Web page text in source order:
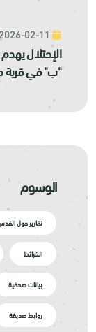
الإحتلال
"ب" في قرية
الوسوم
تقارير حول
الخرائط
بيانات صحفية
روابط صديقة